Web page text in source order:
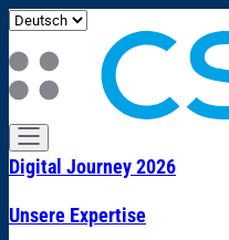
Digital Journey 2026
Unsere Expertise